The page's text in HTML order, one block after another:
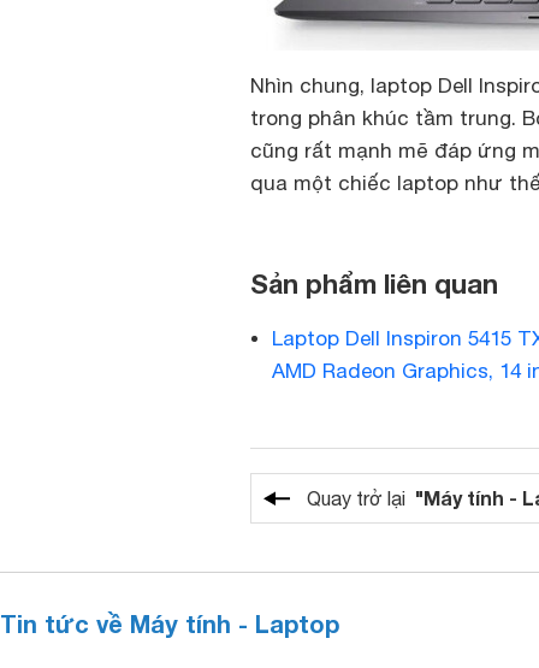
Nhìn chung, laptop Dell
trong phân khúc tầm trung.
cũng rất mạnh mẽ đáp ứng
qua một chiếc laptop như
Sản phẩm liên quan
Laptop Dell Inspiron 5415
AMD Radeon Graphics, 14
Quay trở lại "Máy tính -
Tin tức về Máy tính - Laptop